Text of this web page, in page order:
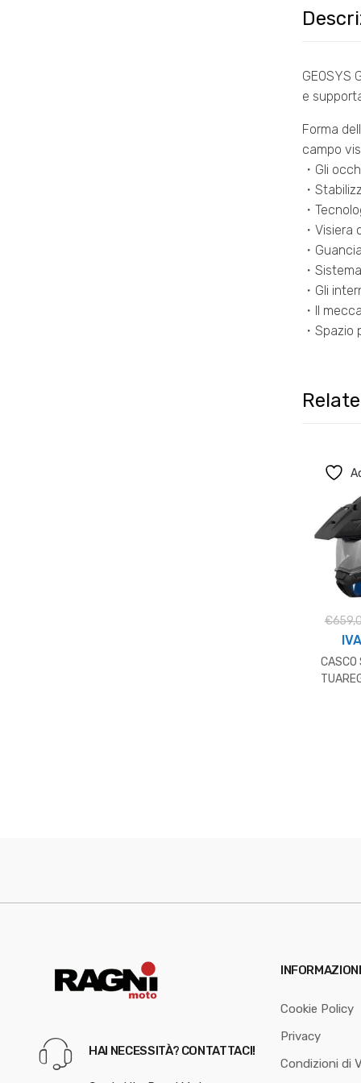
GEOSYS
e
Forma
campo
・Gli
・
・
・
・
・
・Gli
・Il
・
€
CASCO
HAI NECESSITÀ? CONTATTACI!
INFORMAZIONI
Cookie Policy
Privacy
Condizioni di